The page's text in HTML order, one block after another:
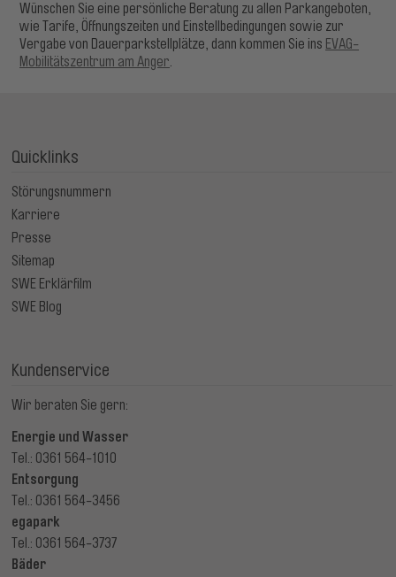
Wünschen Sie eine persönliche Beratung zu allen Parkangeboten,
wie Tarife, Öffnungszeiten und Einstellbedingungen sowie zur
Vergabe von Dauerparkstellplätze, dann kommen Sie ins EVAG-
Mobilitätszentrum am Anger.
Quicklinks
Störungsnummern
Karriere
Presse
Sitemap
SWE Erklärfilm
SWE Blog
Kundenservice
Wir beraten Sie gern:
Energie und Wasser
Tel.: 0361 564-1010
Entsorgung
Tel.: 0361 564-3456
egapark
Tel.: 0361 564-3737
Bäder